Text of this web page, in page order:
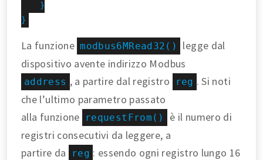
    }
}
La funzione modbus6MRead32()
legge dal
dispositivo avente indirizzo Modbus
address , a partire dal registro reg . Si noti
che l’ultimo parametro passato
alla funzione
requestFrom()
è il numero di
registri consecutivi da leggere, a
partire da
reg : essendo ogni registro lungo 16